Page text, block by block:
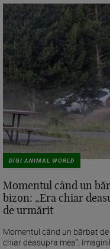
DIGI ANIMAL WORLD
Momentul când un
bizon: „Era chiar
de urmărit
Momentul când un bărbat
chiar deasupra mea”.